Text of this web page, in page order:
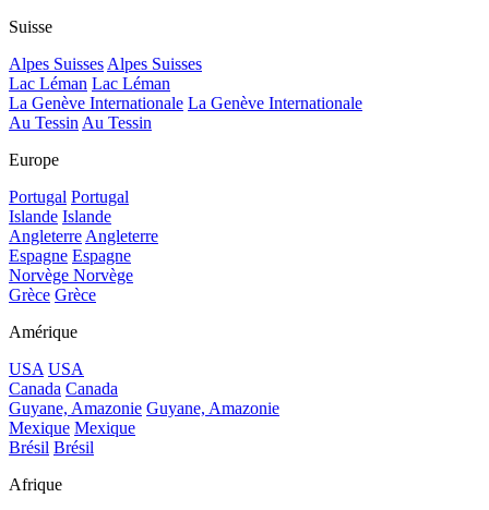
Suisse
Alpes Suisses Alpes Suisses
Lac Léman Lac Léman
La Genève Internationale La Genève Internationale
Au Tessin Au Tessin
Europe
Portugal Portugal
Islande Islande
Angleterre Angleterre
Espagne Espagne
Norvège Norvège
Grèce Grèce
Amérique
USA USA
Canada Canada
Guyane, Amazonie Guyane, Amazonie
Mexique Mexique
Brésil Brésil
Afrique